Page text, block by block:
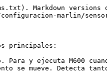
Markdown versions
marlin/
principales:
y ejecuta M600
se mueve. Detecta